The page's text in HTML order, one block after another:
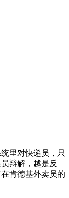
里对快递员，只
辩解，越是反
肯德基外卖员的